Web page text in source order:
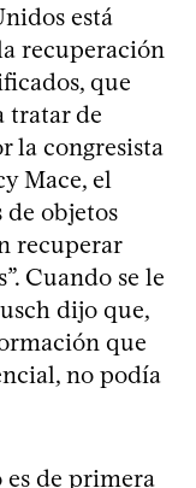
está
recuperación
que
tratar de
la congresista
Mace, el
de objetos
recuperar
Cuando se le
dijo que,
que
no podía
de primera